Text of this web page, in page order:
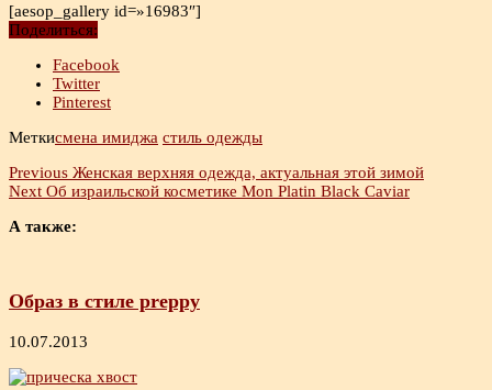
[aesop_gallery id=»16983″]
Поделиться:
Facebook
Twitter
Pinterest
Меткисмена имиджа стиль одежды
Previous Женская верхняя одежда, актуальная этой зимой
Next Об израильской косметике Mon Platin Black Caviar
А также:
Образ в стиле preppy
10.07.2013